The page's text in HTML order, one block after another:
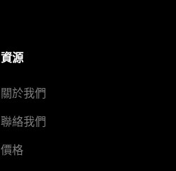
資源
關於我們
聯絡我們
價格